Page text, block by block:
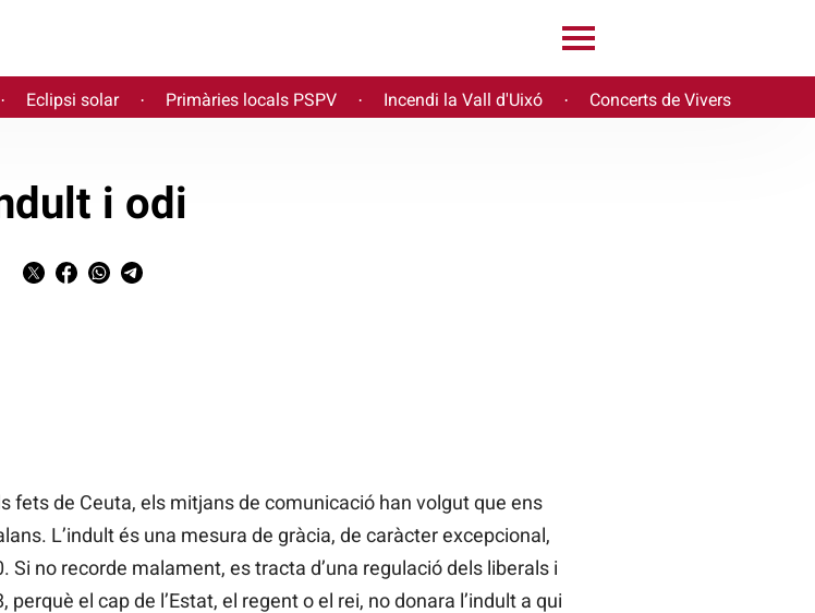
· Eclipsi solar · Primàries locals PSPV · Incendi la Vall d'Uixó · Concerts de Vivers
i odi
fets de Ceuta, els mitjans de comunicació han volgut que ens
L’indult és una mesura de gràcia, de caràcter excepcional,
no recorde malament, es tracta d’una regulació dels liberals i
el cap de l’Estat, el regent o el rei, no donara l’indult a qui